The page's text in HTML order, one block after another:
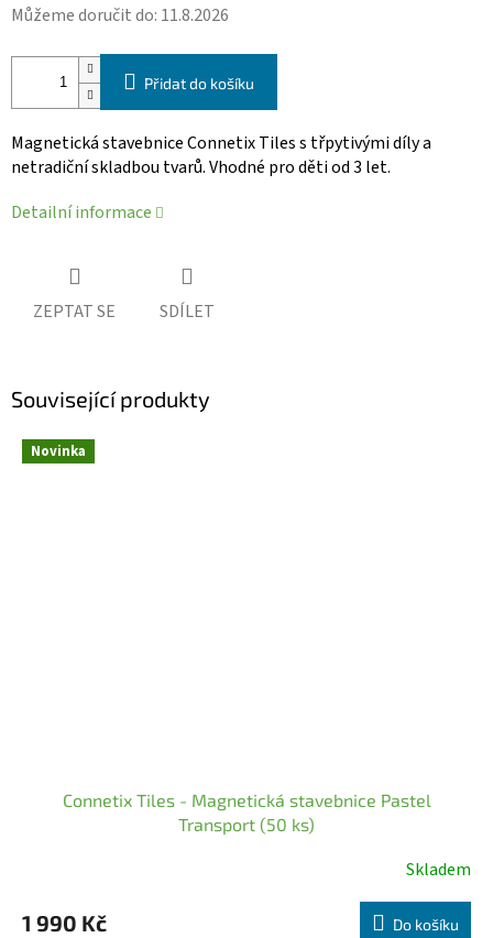
Můžeme doručit do: 11.8.2026
Přidat do košíku
Magnetická stavebnice Connetix Tiles s třpytivými díly a
netradiční skladbou tvarů. Vhodné pro děti od 3 let.
Detailní informace
ZEPTAT SE SDÍLET
Související produkty
Novinka
Connetix Tiles - Magnetická stavebnice Pastel
Transport (50 ks)
produktu
Skladem
1 990 Kč Do košíku